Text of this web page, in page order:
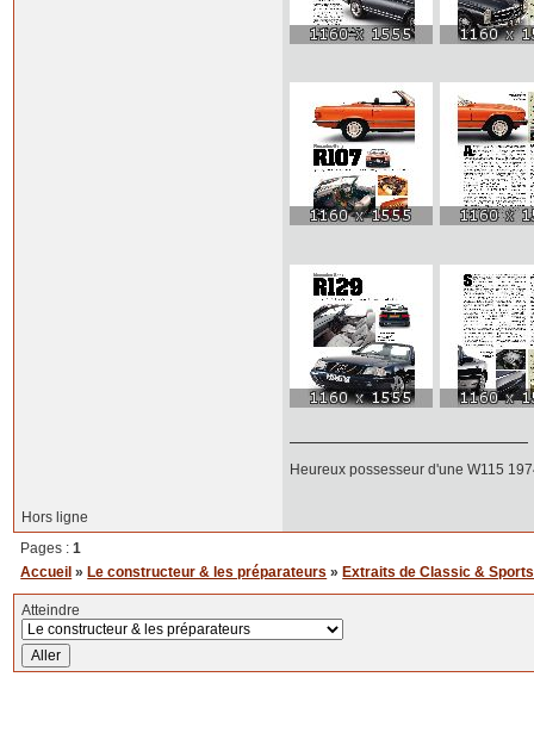
Heureux possesseur d'une W115
Hors ligne
Pages :1
Accueil »Le constructeur & les préparateurs »Extraits de Classic &
Atteindre